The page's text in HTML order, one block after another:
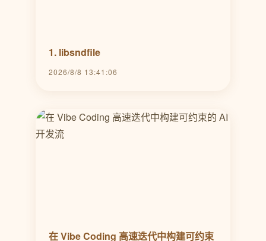
1. libsndfile
2026/8/8 13:41:06
在 Vibe Coding 高速迭代中构建可约束